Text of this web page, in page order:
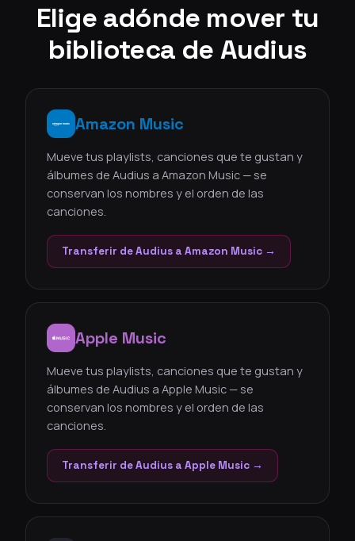
Elige adónde mover tu
biblioteca de Audius
Amazon Music
Mueve tus playlists, canciones que te gustan y
álbumes de Audius a Amazon Music — se
conservan los nombres y el orden de las
canciones.
Transferir de Audius a Amazon Music →
Apple Music
Mueve tus playlists, canciones que te gustan y
álbumes de Audius a Apple Music — se
conservan los nombres y el orden de las
canciones.
Transferir de Audius a Apple Music →